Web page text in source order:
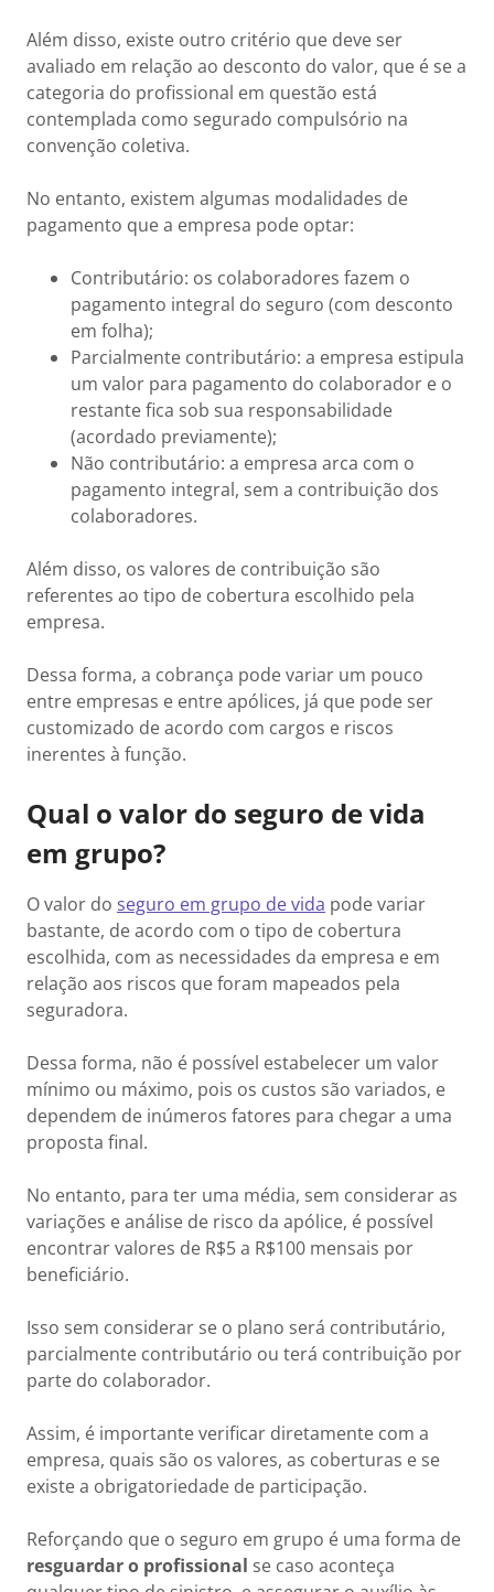
Além disso, existe outro critério que deve ser
avaliado em relação ao desconto do valor, que é se a
categoria do profissional em questão está
contemplada como segurado compulsório na
convenção coletiva.
No entanto, existem algumas modalidades de
pagamento que a empresa pode optar:
Contributário: os colaboradores fazem o
pagamento integral do seguro (com desconto
em folha);
Parcialmente contributário: a empresa estipula
um valor para pagamento do colaborador e o
restante fica sob sua responsabilidade
(acordado previamente);
Não contributário: a empresa arca com o
pagamento integral, sem a contribuição dos
colaboradores.
Além disso, os valores de contribuição são
referentes ao tipo de cobertura escolhido pela
empresa.
Dessa forma, a cobrança pode variar um pouco
entre empresas e entre apólices, já que pode ser
customizado de acordo com cargos e riscos
inerentes à função.
Qual o valor do seguro de vida
em grupo?
O valor do seguro em grupo de vida pode variar
bastante, de acordo com o tipo de cobertura
escolhida, com as necessidades da empresa e em
relação aos riscos que foram mapeados pela
seguradora.
Dessa forma, não é possível estabelecer um valor
mínimo ou máximo, pois os custos são variados, e
dependem de inúmeros fatores para chegar a uma
proposta final.
No entanto, para ter uma média, sem considerar as
variações e análise de risco da apólice, é possível
encontrar valores de R$5 a R$100 mensais por
beneficiário.
Isso sem considerar se o plano será contributário,
parcialmente contributário ou terá contribuição por
parte do colaborador.
Assim, é importante verificar diretamente com a
empresa, quais são os valores, as coberturas e se
existe a obrigatoriedade de participação.
Reforçando que o seguro em grupo é uma forma de
resguardar o profissional se caso aconteça